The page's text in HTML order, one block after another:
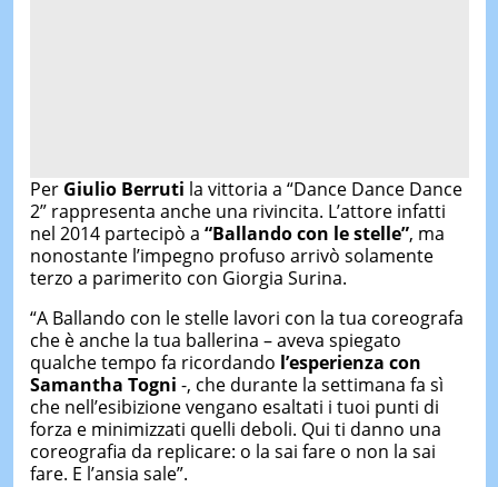
Per Giulio Berruti la vittoria a “Dance Dance Dance
2” rappresenta anche una rivincita. L’attore infatti
nel 2014 partecipò a “Ballando con le stelle”, ma
nonostante l’impegno profuso arrivò solamente
terzo a parimerito con Giorgia Surina.
“A Ballando con le stelle lavori con la tua coreografa
che è anche la tua ballerina – aveva spiegato
qualche tempo fa ricordando l’esperienza con
Samantha Togni -, che durante la settimana fa sì
che nell’esibizione vengano esaltati i tuoi punti di
forza e minimizzati quelli deboli. Qui ti danno una
coreografia da replicare: o la sai fare o non la sai
fare. E l’ansia sale”.